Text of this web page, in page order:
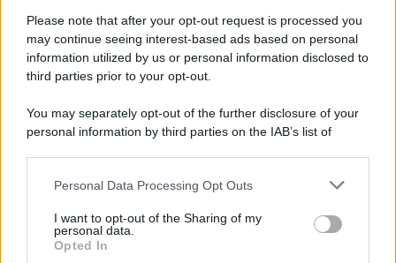
Please note that after your opt-out request is processed you
may continue seeing interest-based ads based on personal
information utilized by us or personal information disclosed to
third parties prior to your opt-out.
You may separately opt-out of the further disclosure of your
personal information by third parties on the IAB’s list of
This information may also be disclosed by us to third parties
disclose it to other third parties.
Please note that this website/app uses one or more Google
Personal Data Processing Opt Outs
I want to opt-out of the Sharing of my
personal data.
Opted In
E-mail